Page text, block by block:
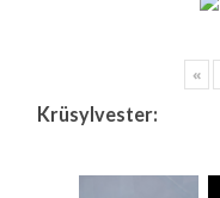
«
Krüsylvester: